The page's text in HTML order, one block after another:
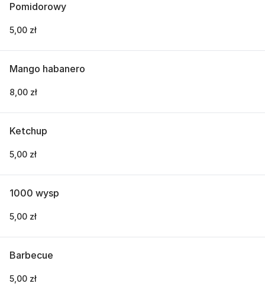
Pomidorowy
5,00 zł
Mango habanero
8,00 zł
Ketchup
5,00 zł
1000 wysp
5,00 zł
Barbecue
5,00 zł